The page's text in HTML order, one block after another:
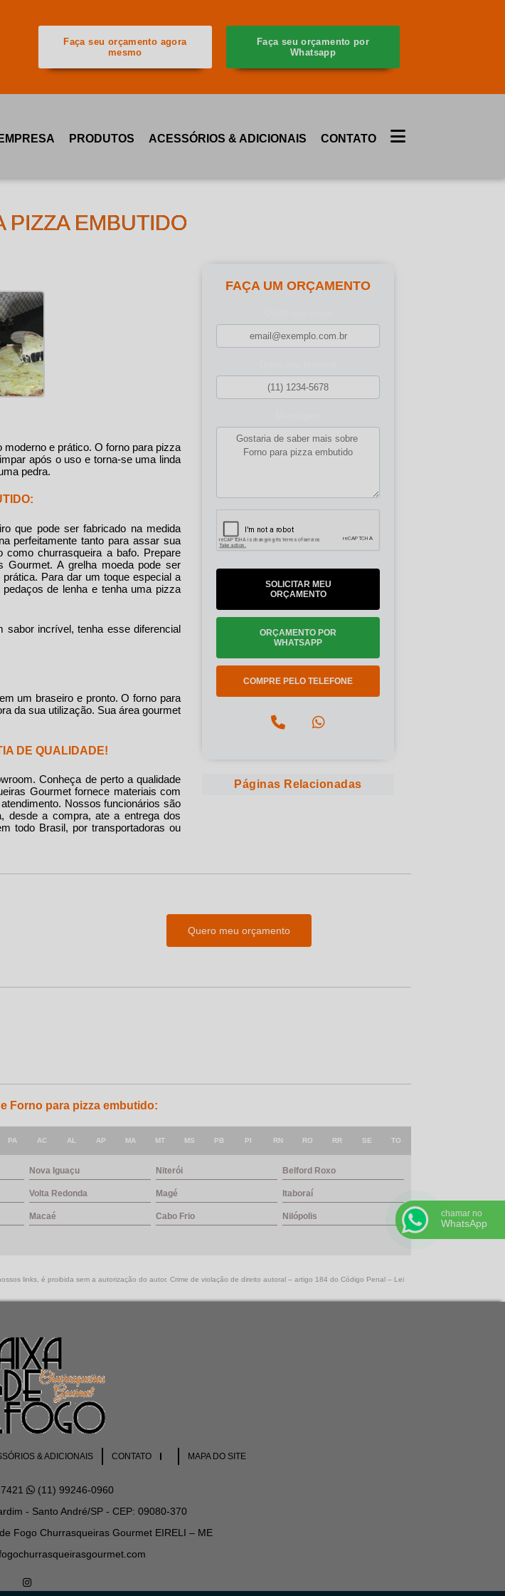
Faça seu orçamento agora
mesmo
Faça seu orçamento por
Whatsapp
EMPRESA PRODUTOS ACESSÓRIOS & ADICIONAIS CONTATO
PIZZA EMBUTIDO
moderno e prático. O forno para pizza
após o uso e torna-se uma linda
pedra.
que pode ser fabricado na medida
perfeitamente tanto para assar sua
churrasqueira a bafo. Prepare
Gourmet. A grelha moeda pode ser
Para dar um toque especial a
de lenha e tenha uma pizza
sabor incrível, tenha esse diferencial
um braseiro e pronto. Oforno para
da sua utilização. Sua área gourmet
DE QUALIDADE!
Conheça de perto a qualidade
Gourmet fornece materiais com
Nossos funcionários são
desde a compra, ate a entrega dos
todo Brasil, por transportadoras ou
FAÇA UM ORÇAMENTO
SOLICITAR MEU
ORÇAMENTO
ORÇAMENTO POR
WHATSAPP
COMPRE PELO TELEFONE
Páginas Relacionadas
Quero meu orçamento
Forno para pizza embutido:
PA AC AL AP MA MT MS PB PI RN RO RR SE TO
Nova Iguaçu Niterói Belford Roxo
Volta Redonda Magé Itaboraí
Macaé Cabo Frio Nilópolis
links, é proibida sem a autorização do autor. Crime de violação de direito autoral – artigo 184 do Código Penal – Lei
& ADICIONAIS CONTATO MAPA DO SITE
(11) 99246-0960
- Santo André/SP - CEP: 09080-370
Fogo Churrasqueiras Gourmet EIRELI – ME
chamar no
WhatsApp